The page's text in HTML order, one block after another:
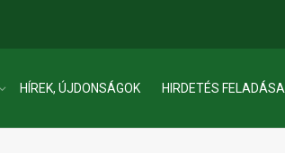
HÍREK, ÚJDONSÁGOK HIRDETÉS FELADÁSA